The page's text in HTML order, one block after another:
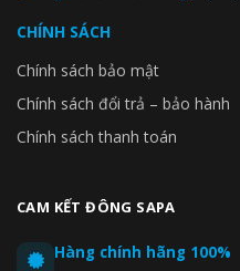
CHÍNH SÁCH
Chính sách bảo mật
Chính sách đổi trả – bảo hành
Chính sách thanh toán
CAM KẾT ĐÔNG SAPA
Hàng chính hãng 100%